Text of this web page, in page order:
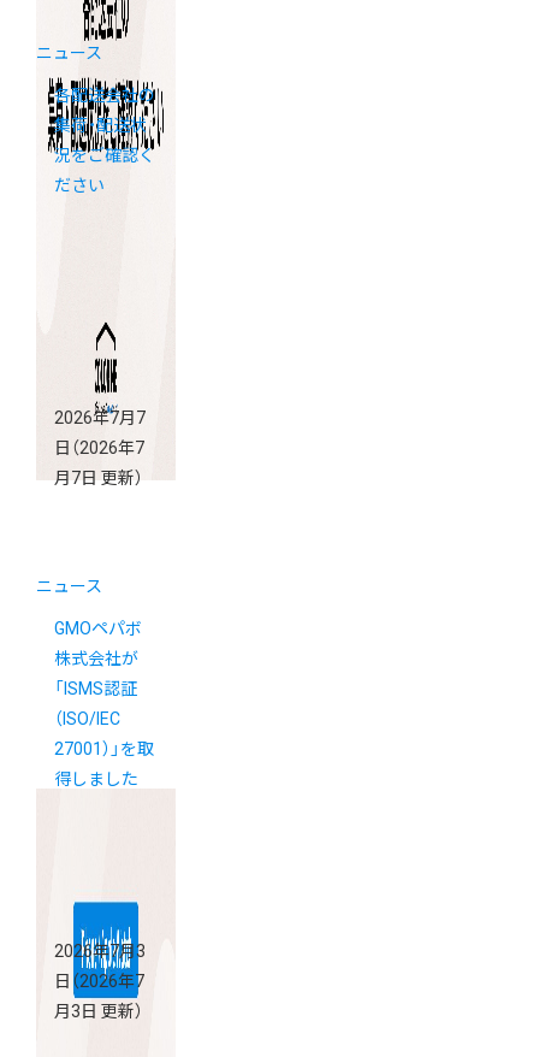
ニュース
各配送会社の
集荷・配送状
況をご確認く
ださい
2026年7月7
日 （2026年7
月7日 更新）
ニュース
GMOペパボ
株式会社が
「ISMS認証
（ISO/IEC
27001）」を取
得しました
2026年7月3
日 （2026年7
月3日 更新）